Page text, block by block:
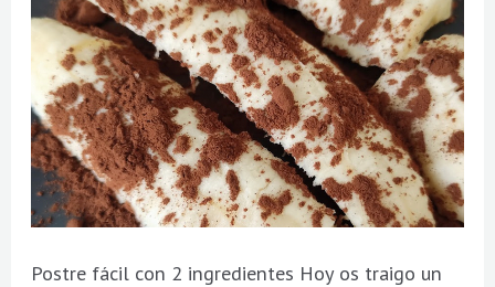
Postre fácil con 2 ingredientes Hoy os traigo un